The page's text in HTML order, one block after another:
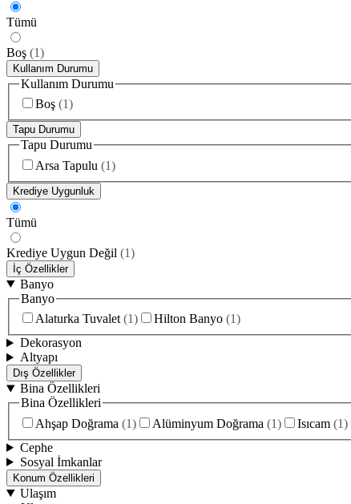
Tümü
Boş (1)
Kullanım Durumu
Kullanım Durumu
Boş (1)
Tapu Durumu
Tapu Durumu
Arsa Tapulu (1)
Krediye Uygunluk
Tümü
Krediye Uygun Değil (1)
İç Özellikler
Banyo
Banyo
Alaturka Tuvalet (1) Hilton Banyo (1)
Dekorasyon
Altyapı
Dış Özellikler
Bina Özellikleri
Bina Özellikleri
Ahşap Doğrama (1) Alüminyum Doğrama (1) Isıcam (1)
Cephe
Sosyal İmkanlar
Konum Özellikleri
Ulaşım